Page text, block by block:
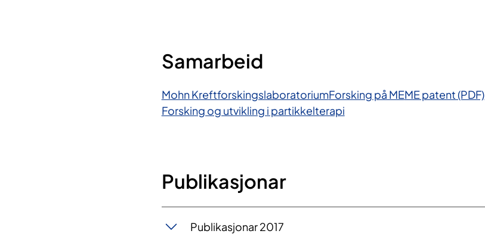
Samarbeid
Mohn KreftforskingslaboratoriumForsking på MEME patent (PDF)
Forsking og utvikling i partikkelterapi
Publikasjonar
​Publikasjonar 2017